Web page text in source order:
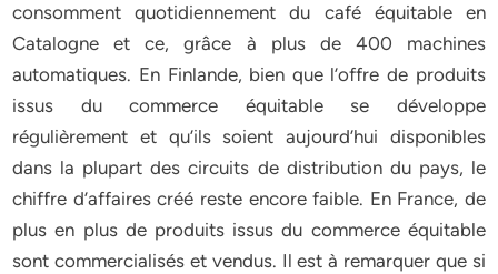
consomment quotidiennement du café équitable en
Catalogne et ce, grâce à plus de 400 machines
automatiques. En Finlande, bien que l’offre de produits
issus du commerce équitable se développe
régulièrement et qu’ils soient aujourd’hui disponibles
dans la plupart des circuits de distribution du pays, le
chiffre d’affaires créé reste encore faible. En France, de
plus en plus de produits issus du commerce équitable
sont commercialisés et vendus. Il est à remarquer que si